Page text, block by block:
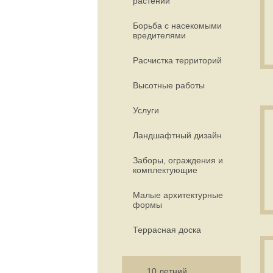
Борьба с насекомыми
вредителями
Расчистка территорий
Высотные работы
Услуги
Ландшафтный дизайн
Заборы, ограждения и
комплектующие
Малые архитектурные
формы
Террасная доска